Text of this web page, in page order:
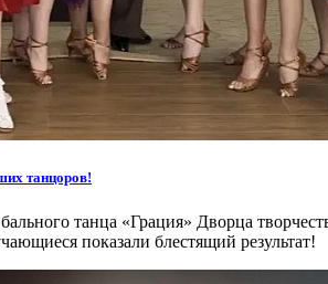
танцоров!
танца «Грация» Дворца
показали блестящий результат!